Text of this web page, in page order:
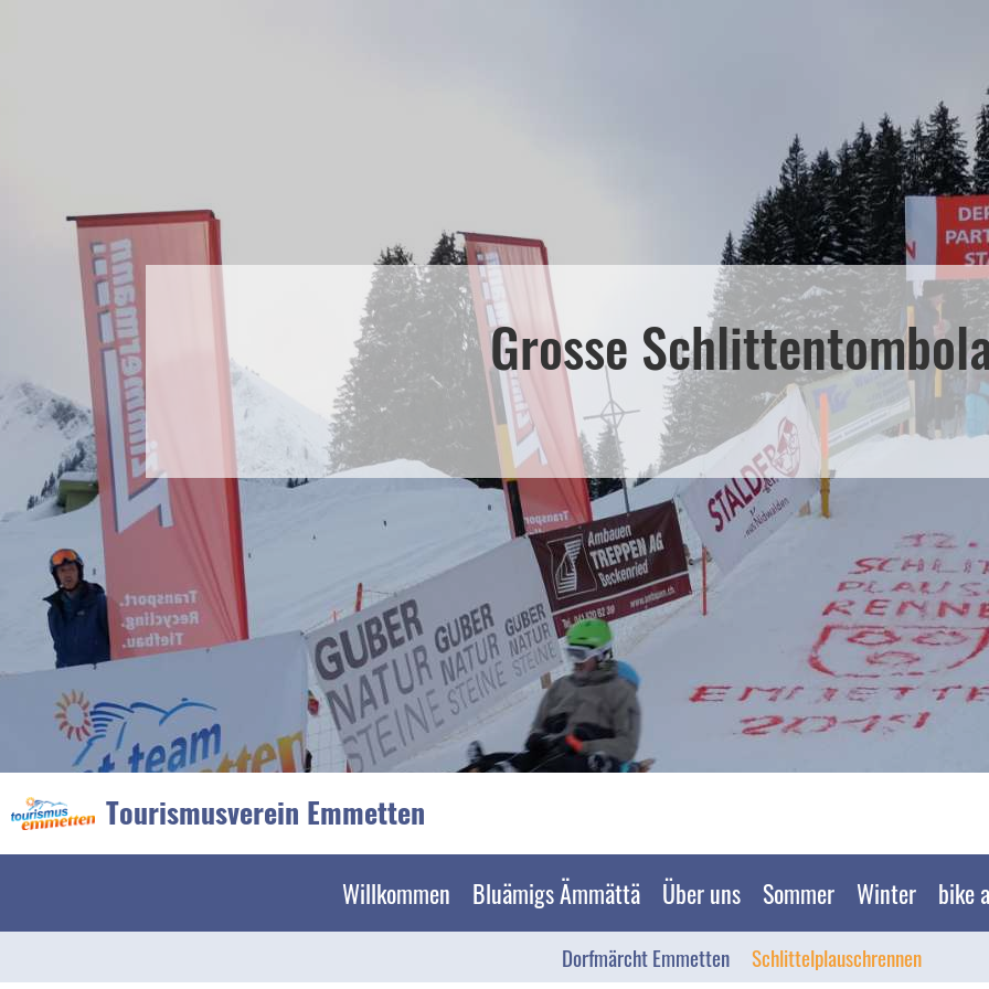
Grosse
Tourismusverein Emmetten
Willkommen Bluämigs Ämmättä Über uns Sommer Winter bike
Dorfmärcht Emmetten Schlittelplauschrennen